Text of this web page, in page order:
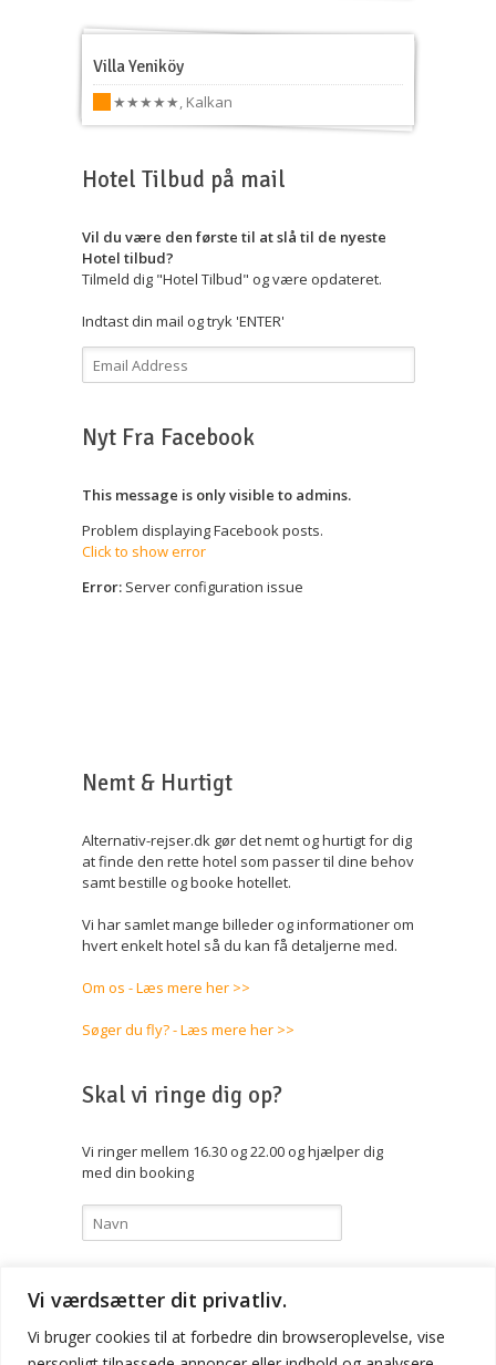
Vi værdsætter dit privatliv.
Vi bruger cookies til at forbedre din browseroplevelse, vise
Villa Yeniköy
★★★★★, Kalkan
Hotel Tilbud på mail
Vil du være den første til at slå til de nyeste
Hotel tilbud?
Tilmeld dig "Hotel Tilbud" og være opdateret.
Indtast din mail og tryk 'ENTER'
Nyt Fra Facebook
This message is only visible to admins.
Problem displaying Facebook posts.
Click to show error
Error: Server configuration issue
Nemt & Hurtigt
Alternativ-rejser.dk gør det nemt og hurtigt for dig
at finde den rette hotel som passer til dine behov
samt bestille og booke hotellet.
Vi har samlet mange billeder og informationer om
hvert enkelt hotel så du kan få detaljerne med.
Om os - Læs mere her >>
Søger du fly? - Læs mere her >>
Skal vi ringe dig op?
Vi ringer mellem 16.30 og 22.00 og hjælper dig
med din booking